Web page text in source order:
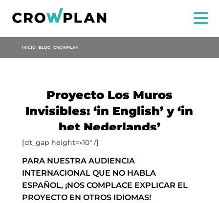
INICIO| BLOG| CROWPLAN
Proyecto Los Muros
Invisibles: ‘in English’ y ‘in
het Nederlands’
[dt_gap height=»10″ /]
PARA NUESTRA AUDIENCIA
INTERNACIONAL QUE NO HABLA
ESPAÑOL, ¡NOS COMPLACE EXPLICAR EL
PROYECTO EN OTROS IDIOMAS!